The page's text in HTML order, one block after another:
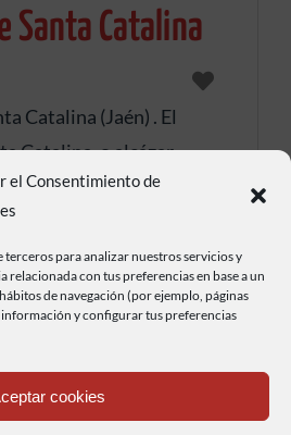
el Consentimiento de
terceros para analizar nuestros servicios y
con tus preferencias en base a un
de navegación (por ejemplo, páginas
información y configurar tus preferencias
cookies
Santa Catalina
Catalina (Jaén) . El
Catalina, o alcázar
construcción
cristiano-
el cerro del mismo
estribación de la Sierra
m de altitud, desde la
circundantes de
Leer más...